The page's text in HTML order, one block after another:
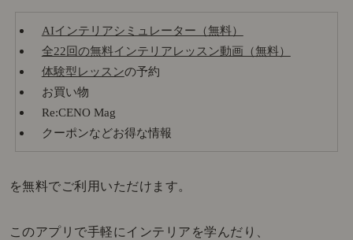
AIインテリアシミュレーター（無料）
全22回の無料インテリアレッスン動画（無料）
体験型レッスンの予約
お買い物
Re:CENO Mag
クーポンなどお得な情報
を無料でご利用いただけます。
このアプリで手軽にインテリアを学んだり、